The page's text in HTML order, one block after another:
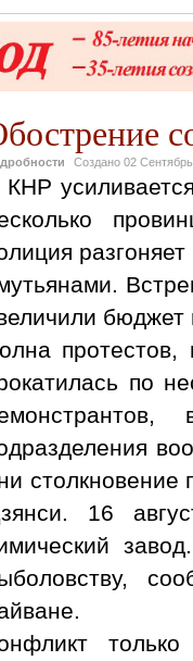
Создано 02
бюджет
по
столкновение
16